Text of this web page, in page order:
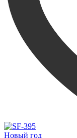
Новый год